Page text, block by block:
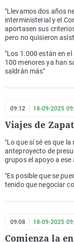
"Llevamos dos años
interministerial y el
aportasen sus
pero no quisieron
"Los 1.000 están en
100 menores ya han
saldrán más"
09:12 18-09-2025
Viajes de
"Lo que sí sé es que
anteproyecto de
grupos el apoyo a ese
"Es posible que se
tenido que negociar
09:08 18-09-2025
Comienza la